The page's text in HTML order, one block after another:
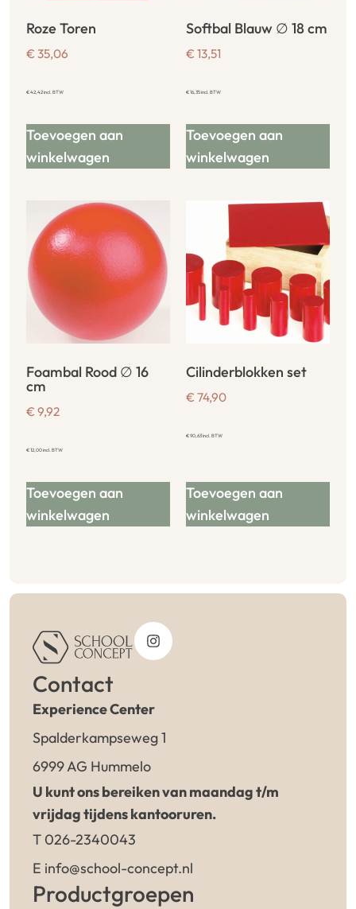
Roze Toren
€ 35,06
€42,42incl. BTW
Toevoegen aan
winkelwagen
Softbal Blauw ∅ 18 cm
€ 13,51
€16,35incl. BTW
Toevoegen aan
winkelwagen
Foambal Rood ∅ 16
cm
€ 9,92
€12,00incl. BTW
Toevoegen aan
winkelwagen
Cilinderblokken set
€ 74,90
€90,63incl. BTW
Toevoegen aan
winkelwagen
Contact
Experience Center
Spalderkampseweg 1
6999 AG Hummelo
U kunt ons bereiken van maandag t/m
vrijdag tijdens kantooruren.
T 026-2340043
E info@school-concept.nl
Productgroepen